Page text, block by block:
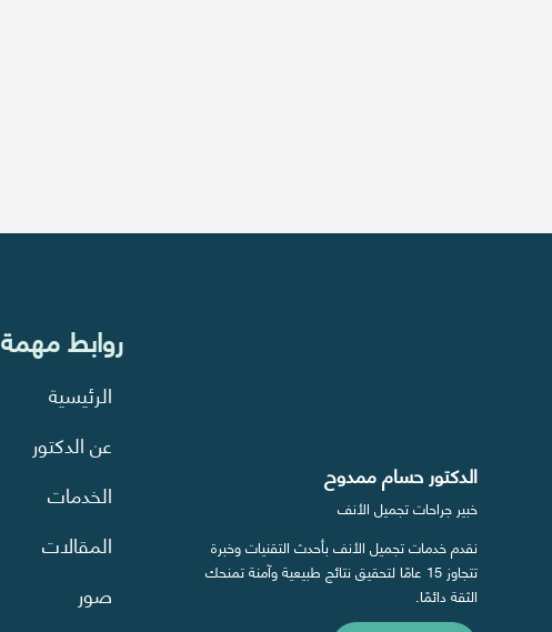
روابط مهمة
الرئيسية
عن الدكتور
الخدمات
المقالات
صور
الدكتور حسام ممدوح
خبير جراحات تجميل الأنف
نقدم خدمات تجميل الأنف بأحدث التقنيات وخبرة
تتجاوز 15 عامًا لتحقيق نتائج طبيعية وآمنة تمنحك
الثقة دائمًا.